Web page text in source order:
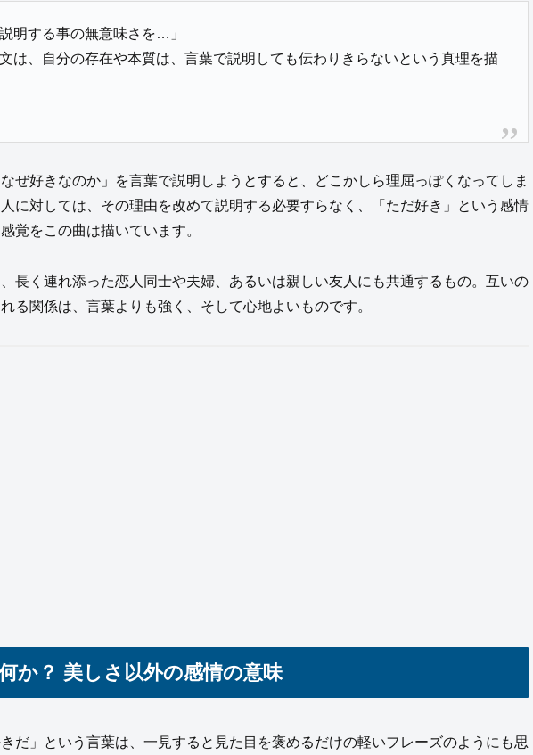
明する事の無意味さを…」
は、自分の存在や本質は、言葉で説明しても伝わりきらないという真理を描
ぜ好きなのか」を言葉で説明しようとすると、どこかしら理屈っぽくなってしま
に対しては、その理由を改めて説明する必要すらなく、「ただ好き」という感情
をこの曲は描いています。
長く連れ添った恋人同士や夫婦、あるいは親しい友人にも共通するもの。互いの
る関係は、言葉よりも強く、そして心地よいものです。
か？ 美しさ以外の感情の意味
だ」という言葉は、一見すると見た目を褒めるだけの軽いフレーズのようにも思